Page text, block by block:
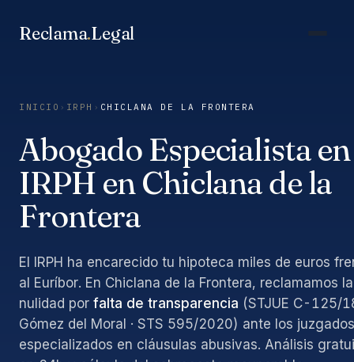
Reclama.Legal
INICIO › IRPH › CHICLANA DE LA FRONTERA
Abogado Especialista en
IRPH en Chiclana de la
Frontera
El IRPH ha encarecido tu hipoteca miles de euros
al Euríbor. En Chiclana de la Frontera, reclamamos la
nulidad por falta de transparencia (STJUE C-125/
Gómez del Moral · STS 595/2020) ante los juzgados
especializados en cláusulas abusivas. Análisis